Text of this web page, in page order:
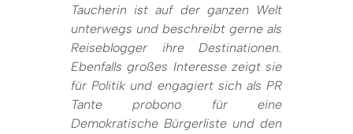
Taucherin ist auf der ganzen Welt
unterwegs und beschreibt gerne als
Reiseblogger ihre Destinationen.
Ebenfalls großes Interesse zeigt sie
für Politik und engagiert sich als PR
Tante probono für eine
Demokratische Bürgerliste und den